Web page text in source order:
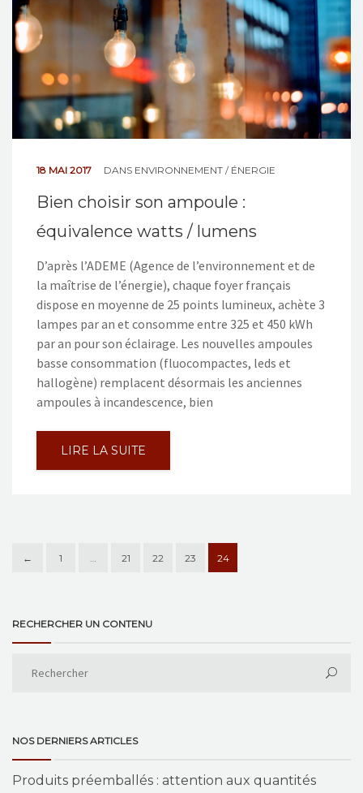
18 MAI 2017 DANS ENVIRONNEMENT / ÉNERGIE
Bien choisir son ampoule :
équivalence watts / lumens
D’après l’ADEME (Agence de l’environnement et de
la maîtrise de l’énergie), chaque foyer français
dispose en moyenne de 25 points lumineux, achète 3
lampes par an et consomme entre 325 et 450 kWh
par an pour son éclairage. Les nouvelles ampoules
basse consommation (fluocompactes, leds et
hallogène) remplacent désormais les anciennes
ampoules à incandescence, bien
LIRE LA SUITE
← 1 … 21 22 23 24
RECHERCHER UN CONTENU
NOS DERNIERS ARTICLES
Produits préemballés : attention aux quantités